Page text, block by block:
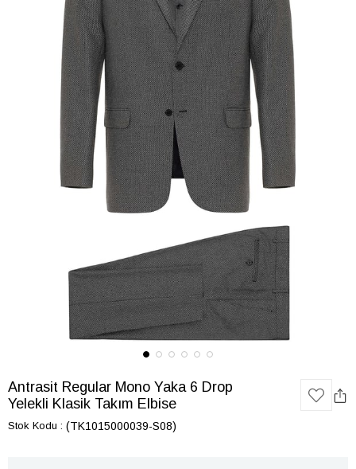
Antrasit Regular Mono Yaka 6 Drop
Yelekli Klasik Takım Elbise
Stok Kodu (TK1015000039-S08)